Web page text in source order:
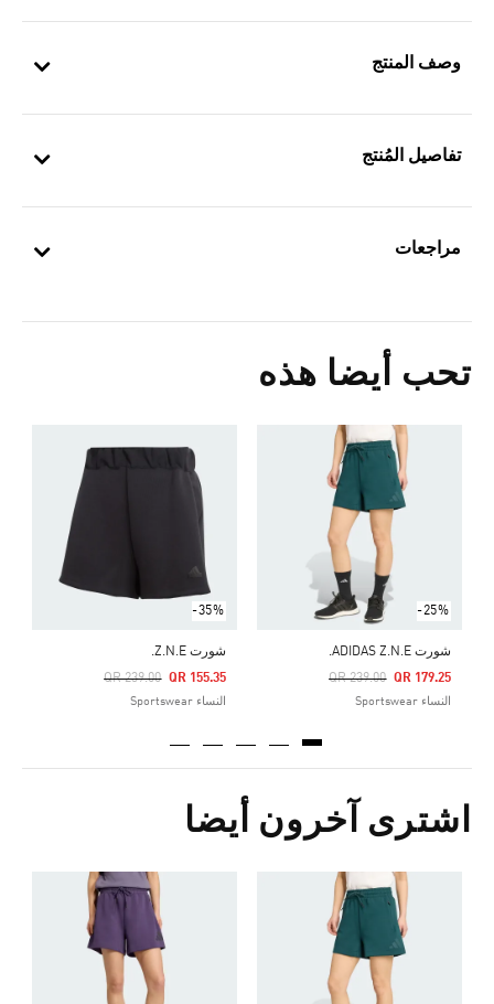
وصف المنتج
تفاصيل المُنتج
مراجعات
تحب أيضا هذه
-25%
شورت ADIDAS Z.N.E.
Price Reduced From
QR 239.00
To QR 179.25
النساء Sportswear
-35%
شورت Z.N.E.
Price Reduced From
QR 239.00
To QR 155.35
النساء Sportswear
Price Reduced From
To
اشترى آخرون أيضا